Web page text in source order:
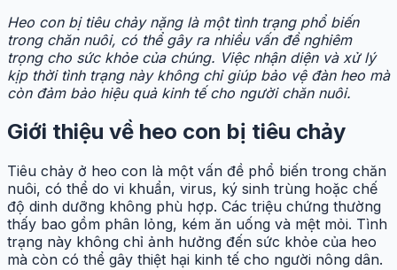
Heo con bị tiêu chảy nặng là một tình trạng phổ biến
trong chăn nuôi, có thể gây ra nhiều vấn đề nghiêm
trọng cho sức khỏe của chúng. Việc nhận diện và xử lý
kịp thời tình trạng này không chỉ giúp bảo vệ đàn heo mà
còn đảm bảo hiệu quả kinh tế cho người chăn nuôi.
Giới thiệu về heo con bị tiêu chảy
Tiêu chảy ở heo con là một vấn đề phổ biến trong chăn
nuôi, có thể do vi khuẩn, virus, ký sinh trùng hoặc chế
độ dinh dưỡng không phù hợp. Các triệu chứng thường
thấy bao gồm phân lỏng, kém ăn uống và mệt mỏi. Tình
trạng này không chỉ ảnh hưởng đến sức khỏe của heo
mà còn có thể gây thiệt hại kinh tế cho người nông dân.